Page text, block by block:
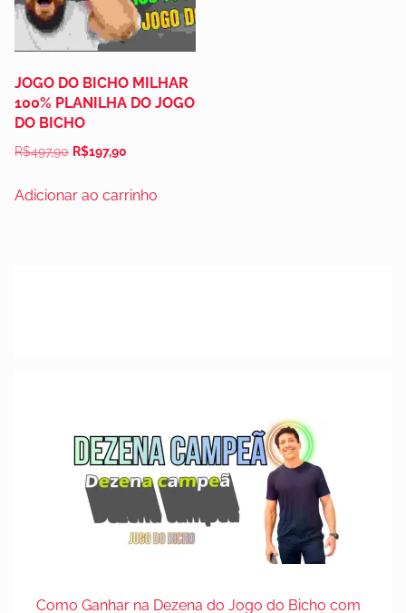
JOGO DO BICHO MILHAR
100% PLANILHA DO JOGO
DO BICHO
R$497,90 R$197,90
Adicionar ao carrinho
Como Ganhar na Dezena do Jogo do Bicho com